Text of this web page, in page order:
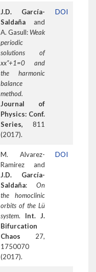
J.D. García-
Saldañaand
A. Gasull: Weak
periodic
solutions of
xx”+1=0 and
the harmonic
balance
method.
Journal of
Physics: Conf.
Series, 811
(2017).
DOI
M. Alvarez-
Ramirez and
J.D. García-
Saldaña:On
the homoclinic
orbits of the Lü
system. Int. J.
Bifurcation
Chaos 27,
1750070
(2017).
DOI